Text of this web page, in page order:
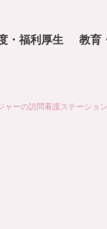
・福利厚生 教育
ャーの訪問看護ステーショ